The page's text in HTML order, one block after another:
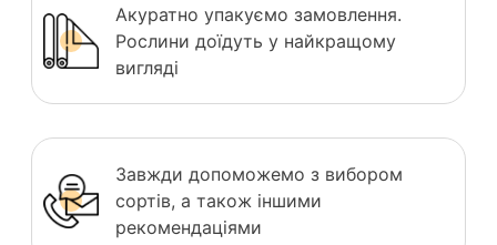
Акуратно упакуємо замовлення.
Рослини доїдуть у найкращому
вигляді
Завжди допоможемо з вибором
сортів, а також іншими
рекомендаціями